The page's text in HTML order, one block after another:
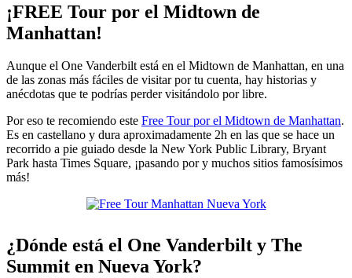
¡FREE Tour por el Midtown de
Manhattan!
Aunque el One Vanderbilt está en el Midtown de Manhattan, en una
de las zonas más fáciles de visitar por tu cuenta, hay historias y
anécdotas que te podrías perder visitándolo por libre.
Por eso te recomiendo este Free Tour por el Midtown de Manhattan.
Es en castellano y dura aproximadamente 2h en las que se hace un
recorrido a pie guiado desde la New York Public Library, Bryant
Park hasta Times Square, ¡pasando por y muchos sitios famosísimos
más!
¿Dónde está el One Vanderbilt y The
Summit en Nueva York?